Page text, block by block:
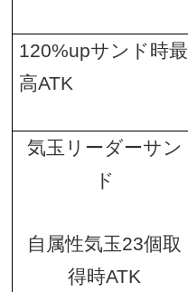
120%upサンド時最
高ATK
気玉リーダーサン
ド
自属性気玉23個取
得時ATK